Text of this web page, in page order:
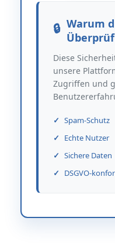
Warum
Diese
unsere
Zugriffen und
Spam-Schutz
Echte Nutzer
Sichere Daten
DSGVO-